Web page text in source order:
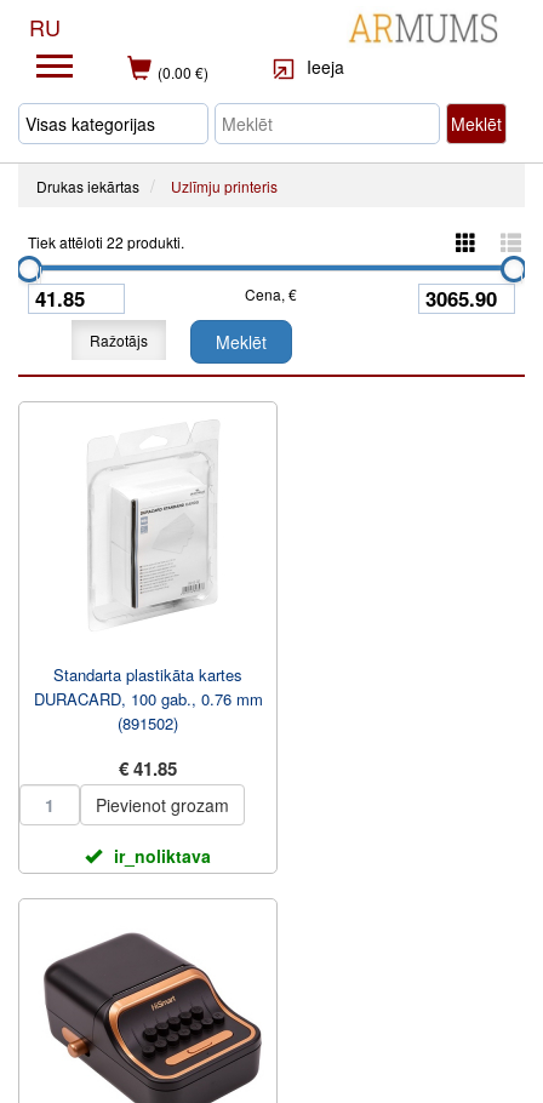
RU
(0.00 €) Ieeja
Meklēt
Drukas iekārtas Uzlīmju printeris
Tiek attēloti 22 produkti.
Cena, €
Ražotājs Meklēt
Standarta plastikāta kartes
DURACARD, 100 gab., 0.76 mm
(891502)
€ 41.85
Pievienot grozam
ir_noliktava